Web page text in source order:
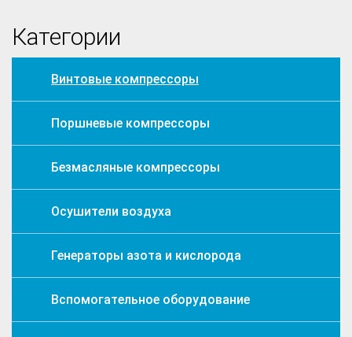
Категории
Винтовые компрессоры
Поршневые компрессоры
Безмасляные компрессоры
Осушители воздуха
Генераторы азота и кислорода
Вспомогательное оборудование